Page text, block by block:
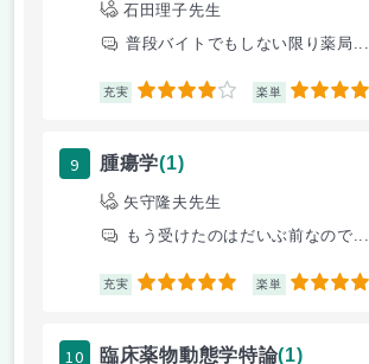
石田理子先生
普段バイトでもしない限り薬局...
充実 4 楽単 5
9 腫瘍学(1)
矢守隆夫先生
もう受けたのはだいぶ前なので...
充実 5 楽単 5
10 臨床薬物動態学特論(1)